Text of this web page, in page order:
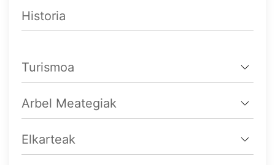
Historia
Turismoa
Arbel Meategiak
Elkarteak